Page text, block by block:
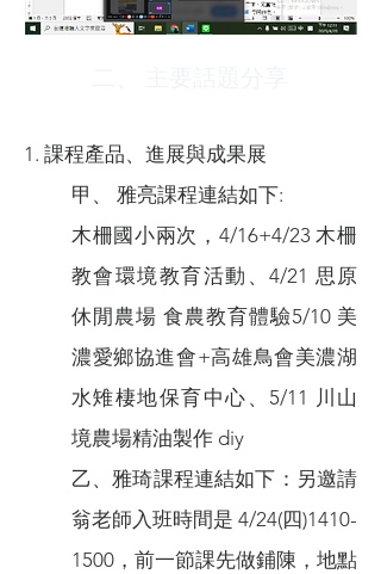
1. 課程產品、進展與成果展
甲、 雅亮課程連結如下:
木柵國小兩次，4/16+4/23 木柵
教會環境教育活動、4/21 思原
休閒農場 食農教育體驗5/10 美
濃愛鄉協進會+高雄鳥會美濃湖
水雉棲地保育中心、5/11 川山
境農場精油製作 diy
乙、雅琦課程連結如下：另邀請
翁老師入班時間是 4/24(四)1410-
1500，前一節課先做鋪陳，地點